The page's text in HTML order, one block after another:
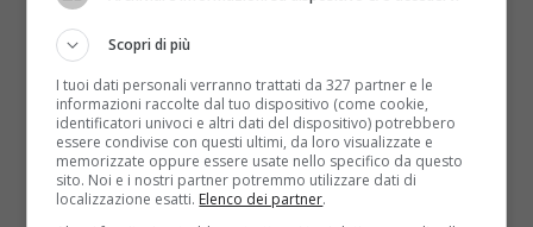
buon calmante contro le somatizzazioni a carico
dell’apparato gastroenterico e i dolori mestruali. La
lavanda, carica di oli essenziali, ha un’azione sedativa
e calmante. Qualche goccia sul cuscino concilia il
sonno.La valerianaè un classico rimedio antistress
e aiuta in caso di crampi e intestino irritabile.
L’achillea, grazie all’importante presenza di
flavonoidi, favorisce un’azione riequilibrante del
Scopri di più
I tuoi dati personali verranno trattati da 327 partner e le
informazioni raccolte dal tuo dispositivo (come cookie,
identificatori univoci e altri dati del dispositivo) potrebbero
essere condivise con questi ultimi, da loro visualizzate e
memorizzate oppure essere usate nello specifico da questo
sito. Noi e i nostri partner potremmo utilizzare dati di
localizzazione esatti. Elenco dei partner.